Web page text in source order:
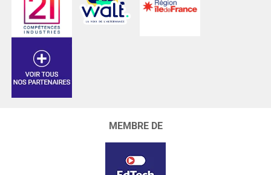
MEMBRE DE